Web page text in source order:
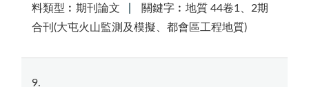
料類型︰期刊論文
關鍵字︰地質 44卷1、2期
合刊(大屯火山監測及模擬、都會區工程地質)
9